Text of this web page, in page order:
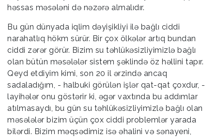
həssas məsələni də nəzərə almalıdır.
Bu gün dünyada iqlim dəyişikliyi ilə bağlı ciddi
narahatlıq hökm sürür. Bir çox ölkələr artıq bundan
ciddi zərər görür. Bizim su təhlükəsizliyimizlə bağlı
olan bütün məsələlər sistem şəklində öz həllini tapır.
Qeyd etdiyim kimi, son 20 il ərzində ancaq
sadaladığım, - halbuki görülən işlər qat-qat çoxdur, -
layihələr onu göstərir ki, əgər vaxtında bu addımlar
atılmasaydı, bu gün su təhlükəsizliyimizlə bağlı olan
məsələlər bizim üçün çox ciddi problemlər yarada
bilərdi. Bizim məqsədimiz isə əhalini və sənayeni,